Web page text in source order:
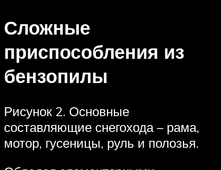
Сложные
приспособления из
бензопилы
Рисунок 2. Основные
составляющие снегохода – рама,
мотор, гусеницы, руль и полозья.